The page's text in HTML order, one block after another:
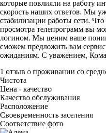
которые повлияли на работу
скорость наших ответов. Мы
стабилизации работы сети. Что
просмотра телепрограмм вы
логином. Мы ценим ваше
сможем предложить вам
ожиданиям. С уважением,
1 отзыв о проживании со
Чистота
Цена - качество
Качество обслуживания
Расположение
Своевременность заселения
Соответствие фото